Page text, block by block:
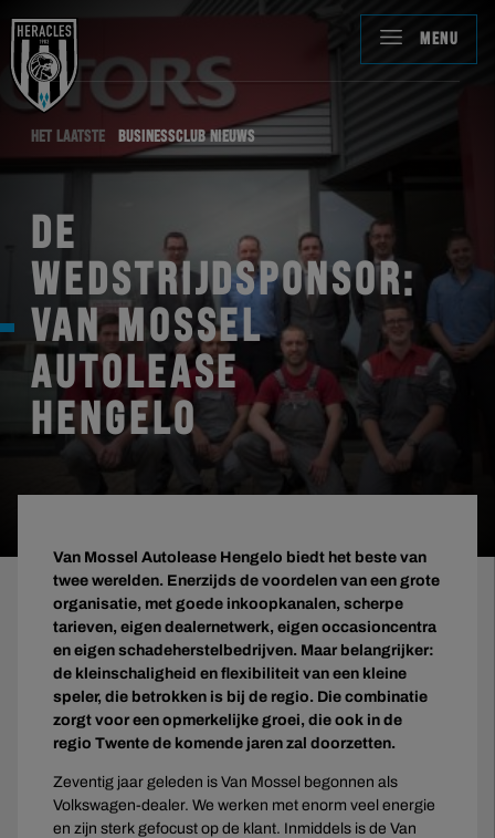
MENU
HET LAATSTE BUSINESSCLUB NIEUWS
DE
WEDSTRIJDSPONSOR:
VAN MOSSEL
AUTOLEASE
HENGELO
Van Mossel Autolease Hengelo biedt het beste van
twee werelden. Enerzijds de voordelen van een grote
organisatie, met goede inkoopkanalen, scherpe
tarieven, eigen dealernetwerk, eigen occasioncentra
en eigen schadeherstelbedrijven. Maar belangrijker:
de kleinschaligheid en flexibiliteit van een kleine
speler, die betrokken is bij de regio. Die combinatie
zorgt voor een opmerkelijke groei, die ook in de
regio Twente de komende jaren zal doorzetten.
Zeventig jaar geleden is Van Mossel begonnen als
Volkswagen-dealer. We werken met enorm veel energie
en zijn sterk gefocust op de klant. Inmiddels is de Van